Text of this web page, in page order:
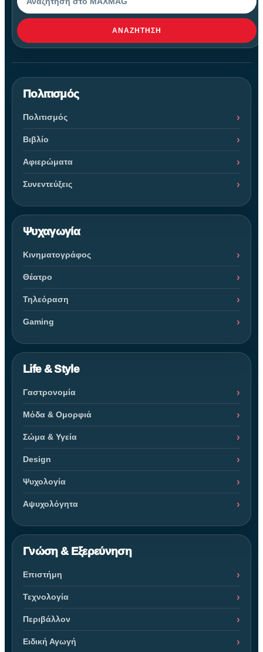
ΑΝΑΖΉΤΗΣΗ
Πολιτισμός
Πολιτισμός
Βιβλίο
Αφιερώματα
Συνεντεύξεις
Ψυχαγωγία
Κινηματογράφος
Θέατρο
Τηλεόραση
Gaming
Life & Style
Γαστρονομία
Μόδα & Ομορφιά
Σώμα & Υγεία
Design
Ψυχολογία
Αψυχολόγητα
Γνώση & Εξερεύνηση
Επιστήμη
Τεχνολογία
Περιβάλλον
Ειδική Αγωγή